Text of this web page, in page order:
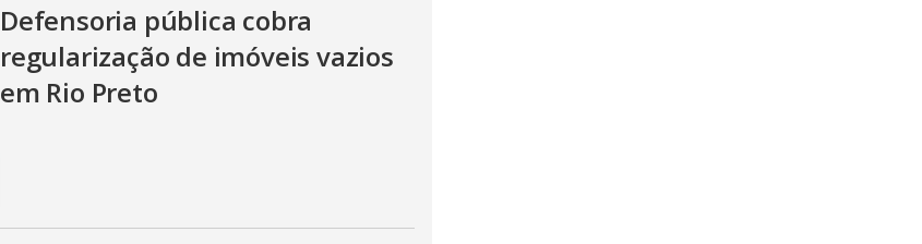
Defensoria pública cobra
regularização de imóveis vazios
em Rio Preto